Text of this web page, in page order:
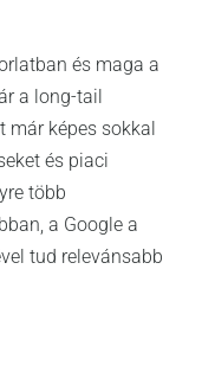
és maga a
a long-tail
már képes sokkal
és piaci
több
a Google a
tud relevánsabb